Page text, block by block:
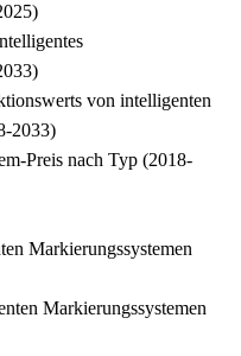
von intelligenten
2033)
Preis nach Typ (2018-
Markierungssystemen
Markierungssystemen